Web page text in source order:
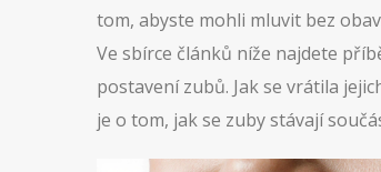
tom, abyste mohli mluvit bez
Ve sbírce článků níže najdete
postavení zubů. Jak se vrátila
je o tom, jak se zuby stávají